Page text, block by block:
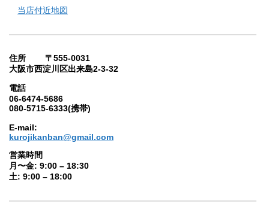
当店付近地図
住所 〒555-0031
大阪市西淀川区出来島2-3-32
電話
06-6474-5686
080-5715-6333(携帯)
E-mail:
kurojikanban@gmail.com
営業時間
月〜金: 9:00 – 18:30
土: 9:00 – 18:00